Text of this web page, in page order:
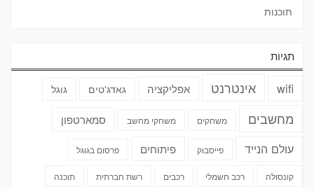
תוכנות
תגיות
wifi אינטרנט אפליקציה גאדג'טים גוגל
מחשבים משחקים משחקי מחשב סמארטפון
עולם הנייד פייסבוק פיתוחים פרסום בגוגל
קונסולה רכב חשמלי רכבים רשת חברתית תוכנה